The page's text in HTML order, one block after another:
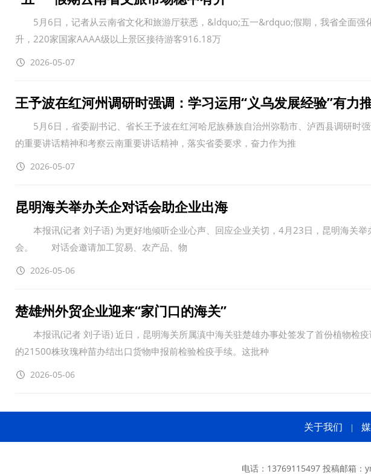
5月6日，记者从云南省文化和旅游厅获悉，&ldquo;五一&rdquo;假期，我省全面强
升，220家国家AAAA级以上景区接待游客916.18万
2026-05-07
王予波在红河州调研时强调：学习运用“义乌发展经验”有力
5月6日，省委副书记、省长王予波在红河哈尼族彝族自治州弥勒市、泸西县调研时
的重要讲话精神和考察云南重要讲话精神，落实省委要求，奋力作为推
2026-05-07
昆明海关举办关企对话会助企业出海
本报讯(记者 刘子语) 为更好地倾听企业心声、回应企业关切，4月23日，昆明海关
会。 对话会邀请加工贸易、农产品、物
2026-05-06
楚雄州外贸企业迎来“家门口的海关”
本报讯(记者 刘子语) 近日，昆明海关所属滇中海关驻楚雄办事处签发了首份植物检
的21500株玫瑰种苗办结出口货物申报前检验检疫手续。这批种
2026-05-06
关于我们
电话：13769115497 投稿邮箱